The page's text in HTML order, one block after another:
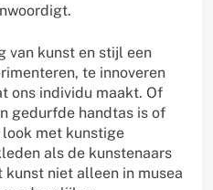
van kunst en stijl een
te innoveren
ons individu maakt. Of
gedurfde handtas is of
look met kunstige
als de kunstenaars
kunst niet alleen in musea